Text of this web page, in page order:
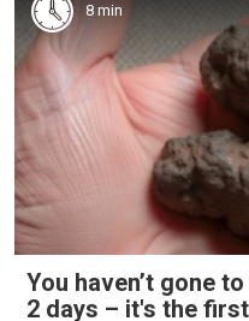
8 min
You haven’t gone
2 days – it's the